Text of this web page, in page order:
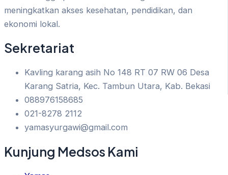
meningkatkan akses kesehatan, pendidikan, dan
ekonomi lokal.
Sekretariat
Kavling karang asih No 148 RT 07 RW 06 Desa
Karang Satria, Kec. Tambun Utara, Kab. Bekasi
088976158685
021-8278 2112
yamasyurgawi@gmail.com
Kunjung Medsos Kami